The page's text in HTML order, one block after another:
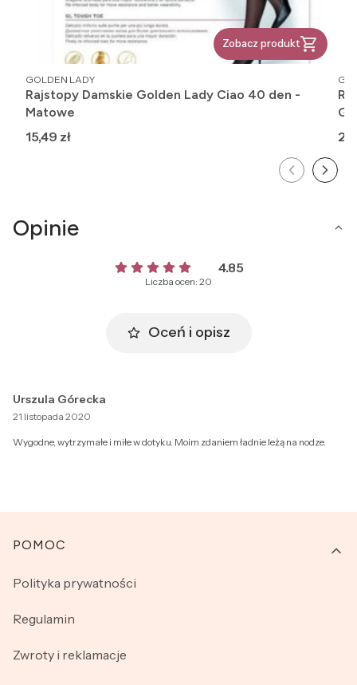
Zobacz produkt
PRODUCENT
GOLDEN LADY
Rajstopy Damskie Golden Lady Ciao 40 den -
Matowe
Cena
15,49 zł
Opinie
4.85
Liczba ocen: 20
Oceń i opisz
Urszula Górecka
21 listopada 2020
Wygodne, wytrzymałe i miłe w dotyku. Moim zdaniem ładnie leżą na nodze.
Linki w stopce
POMOC
Polityka prywatności
Regulamin
Zwroty i reklamacje